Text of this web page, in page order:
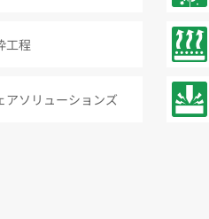
工程
アソリューションズ